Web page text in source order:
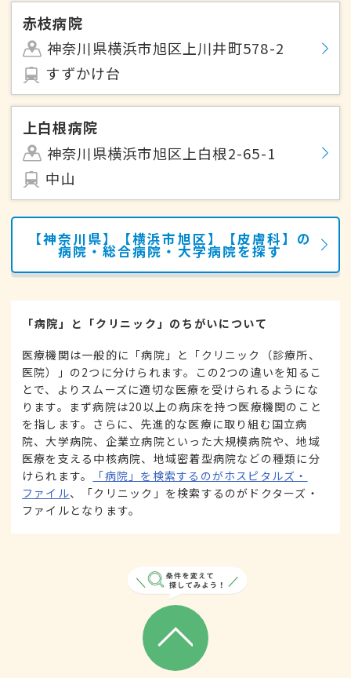
赤枝病院
神奈川県横浜市旭区上川井町578-2
すずかけ台
上白根病院
神奈川県横浜市旭区上白根2-65-1
中山
【神奈川県】【横浜市旭区】【皮膚科】の
病院・総合病院・大学病院を探す
「病院」と「クリニック」のちがいについて
医療機関は一般的に「病院」と「クリニック（診療所、
医院）」の2つに分けられます。この2つの違いを知るこ
とで、よりスムーズに適切な医療を受けられるようにな
ります。まず病院は20以上の病床を持つ医療機関のこと
を指します。さらに、先進的な医療に取り組む国立病
院、大学病院、企業立病院といった大規模病院や、地域
医療を支える中核病院、地域密着型病院などの種類に分
けられます。
「病院」を検索するのがホスピタルズ・
ファイル、「クリニック」を検索するのがドクターズ・
ファイルとなります。